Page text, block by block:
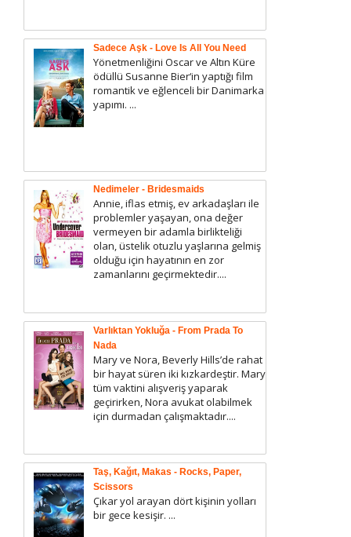
Sadece Aşk - Love Is All You Need
Yönetmenliğini Oscar ve Altın Küre
ödüllü Susanne Bier‘in yaptığı film
romantik ve eğlenceli bir Danimarka
yapımı. ...
Nedimeler - Bridesmaids
Annie, iflas etmiş, ev arkadaşları ile
problemler yaşayan, ona değer
vermeyen bir adamla birlikteliği
olan, üstelik otuzlu yaşlarına gelmiş
olduğu için hayatının en zor
zamanlarını geçirmektedir....
Varlıktan Yokluğa - From Prada To
Nada
Mary ve Nora, Beverly Hills’de rahat
bir hayat süren iki kızkardeştir. Mary
tüm vaktini alışveriş yaparak
geçirirken, Nora avukat olabilmek
için durmadan çalışmaktadır....
Taş, Kağıt, Makas - Rocks, Paper,
Scissors
Çıkar yol arayan dört kişinin yolları
bir gece kesişir. ...